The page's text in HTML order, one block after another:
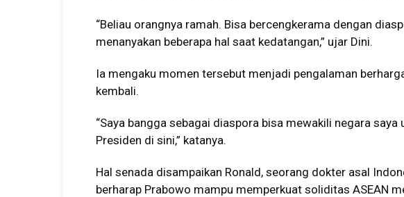
“Beliau orangnya ramah. Bisa bercengkerama dengan
menanyakan beberapa hal saat kedatangan,” ujar Dini.
Ia mengaku momen tersebut menjadi pengalaman
kembali.
“Saya bangga sebagai diaspora bisa mewakili negara
Presiden di sini,” katanya.
Hal senada disampaikan Ronald, seorang dokter asal
berharap Prabowo mampu memperkuat soliditas ASEAN